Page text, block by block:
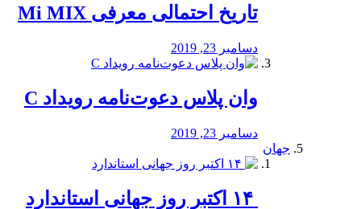
تاریخ احتمالی معرفی Mi MIX
دسامبر 23, 2019
وان پلاس دعوت‌نامه رویداد C
دسامبر 23, 2019
جهان